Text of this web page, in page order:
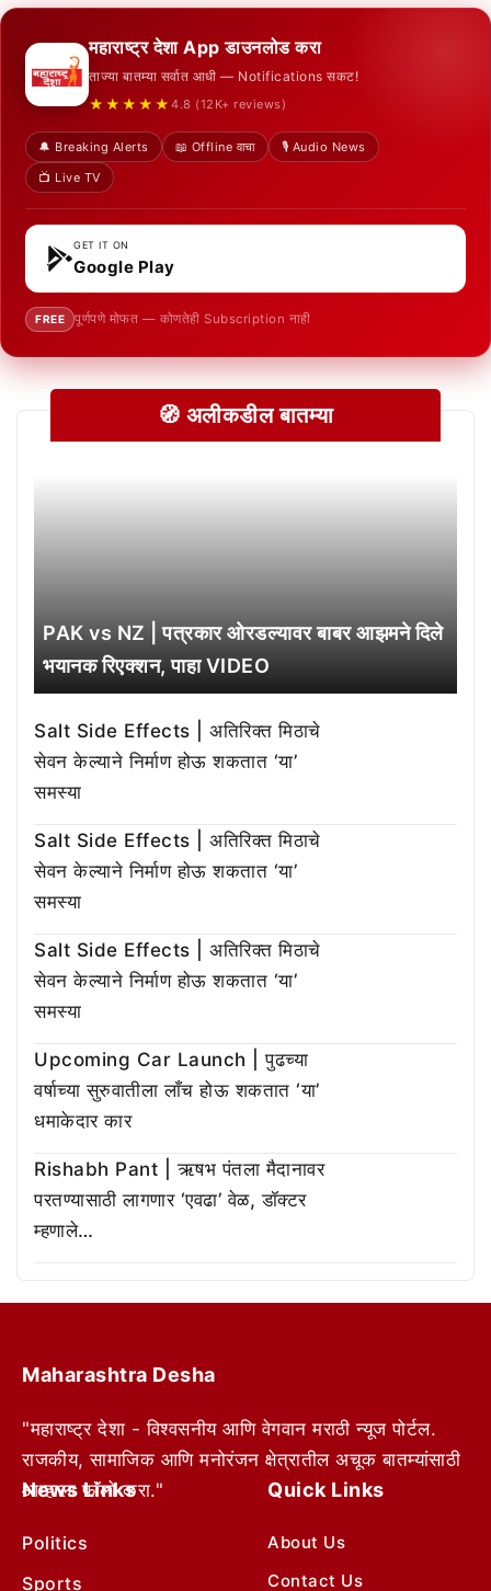
महाराष्ट्र देशा App डाउनलोड करा
ताज्या बातम्या सर्वात आधी — Notifications सकट!
★★★★★ 4.8 (12K+ reviews)
🔔 Breaking Alerts 📖 Offline वाचा
🎙️ Audio News
📺 Live TV
GET IT ON
Google Play
FREE पूर्णपणे मोफत — कोणतेही Subscription नाही
🧭 अलीकडील बातम्या
PAK vs NZ | पत्रकार ओरडल्यावर बाबर आझमने दिले
भयानक रिएक्शन, पाहा VIDEO
Salt Side Effects | अतिरिक्त मिठाचे
सेवन केल्याने निर्माण होऊ शकतात ‘या’
समस्या
Salt Side Effects | अतिरिक्त मिठाचे
सेवन केल्याने निर्माण होऊ शकतात ‘या’
समस्या
Salt Side Effects | अतिरिक्त मिठाचे
सेवन केल्याने निर्माण होऊ शकतात ‘या’
समस्या
Upcoming Car Launch | पुढच्या
वर्षाच्या सुरुवातीला लाँच होऊ शकतात ‘या’
धमाकेदार कार
Rishabh Pant | ऋषभ पंतला मैदानावर
परतण्यासाठी लागणार ‘एवढा’ वेळ, डॉक्टर
म्हणाले…
Maharashtra Desha
"महाराष्ट्र देशा - विश्वसनीय आणि वेगवान मराठी न्यूज पोर्टल.
राजकीय, सामाजिक आणि मनोरंजन क्षेत्रातील अचूक बातम्यांसाठी
आम्हाला फॉलो करा."
News Links
Politics
Sports
Quick Links
About Us
Contact Us